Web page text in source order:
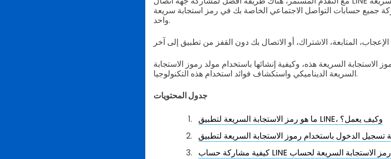
جميع حسابات التواصل الاجتماعي الخاصة بك في رمز استجابة سريعة
واحد.
السريعة هذه، وكيفية إنشائها باستخدام مولد رموز الاستجابة
السريعة الديناميكي واستكشاف فوائد استخدام هذه التكنولوجيا.
جدول المحتويات
ما هو رمز الاستجابة السريعة لتطبيق LINE، وكيف يعمل؟